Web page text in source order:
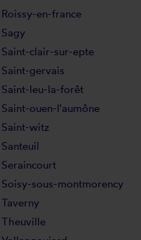
Roissy-en-france
Sagy
Saint-clair-sur-epte
Saint-gervais
Saint-leu-la-forêt
Saint-ouen-l'aumône
Saint-witz
Santeuil
Seraincourt
Soisy-sous-montmorency
Taverny
Theuville